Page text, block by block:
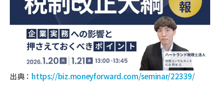
出典： https://biz.moneyforward.com/seminar/22339/